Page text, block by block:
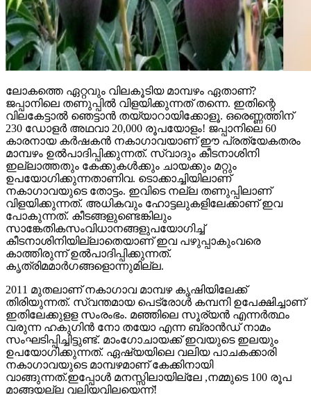
ലോകത്തെ ഏറ്റവും വിലകൂടിയ മാമ്പഴം ഏതാണ്?
ജപ്പാനിലെ തണുപ്പില്‍ വിളയിക്കുന്നത് തന്നെ. ഇതിന്റെ
വിലകേട്ടാല്‍ ഞെട്ടാന്‍ തയ്യാറായിക്കോളൂ. ഒരെണ്ണത്തിന്
230 ഡോളര്‍ അഥവാ 20,000 രൂപയോളം! ജപ്പാനിലെ 60
കാരനായ കര്‍ഷകന്‍ നകാഗാവയാണ് ഈ പ്രത്യേകതരം
മാമ്പഴം ഉല്‍പാദിപ്പിക്കുന്നത്. സ്വാദും കീടനാശിനി
ഇല്ലാത്തതും കേക്കുകള്‍ക്കും ചായക്കും മറ്റും
ഉപയോഗിക്കുന്നതാണിവ. ടൊക്കാച്ചിയിലാണ്
നകാഗാവയുടെ തോട്ടം. ഇവിടെ നല്ല തണുപ്പിലാണ്
വിളയിക്കുന്നത്. അധികവും ഹോട്ടലുകളിലേക്കാണ് ഇവ
പോകുന്നത്. കീടങ്ങളുണ്ടെങ്കിലും
സാങ്കേതികസംവിധാനങ്ങളുപയോഗിച്ച്
കീടനാശിനിയില്ലാതെയാണ് ഇവ പഴുപ്പാകുംവരെ
കാത്തിരുന്ന് ഉല്‍പാദിപ്പിക്കുന്നത്.
കൃത്രിമമാര്‍ഗങ്ങളൊന്നുമില്ല.
2011 മുതലാണ് നകാഗാവ മാമ്പഴ കൃഷിയിലേക്ക്
തിരിയുന്നത്. സ്വന്തമായ പെട്രോള്‍ കമ്പനി ഉപേക്ഷിച്ചാണ്
ഇതിലേക്കുളള സംരംഭം. മഞ്ഞിലെ സൂര്യന്‍ എന്നര്‍ത്ഥം
വരുന്ന ഹകുഗിന്‍ നോ തയോ എന്ന ബ്രാന്‍ഡ് നാമം
സംഘടിപ്പിച്ചിട്ടുണ്ട്. മാംഗോചായക്ക് ഇവയുടെ ഇലയും
ഉപയോഗിക്കുന്നത്. ഏഷ്യയിലെ വലിയ പാചകക്കാരി
നകാഗാവയുടെ മാമ്പഴമാണ് കേക്കിനായി
വാങ്ങുന്നത്.ഇപ്പോള്‍ മനസ്സിലായില്ലേ ,നമ്മുടെ 100 രൂപ
മാങ്ങയല്ല വലിയവിലയെന്ന്!